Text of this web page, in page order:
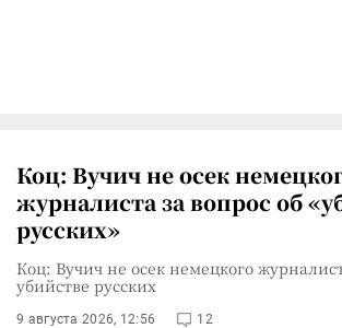
Коц: Вучич не осек
журналиста за вопрос об
русских»
Коц: Вучич не осек немецкого
убийстве русских
9 августа 2026, 12:56 12